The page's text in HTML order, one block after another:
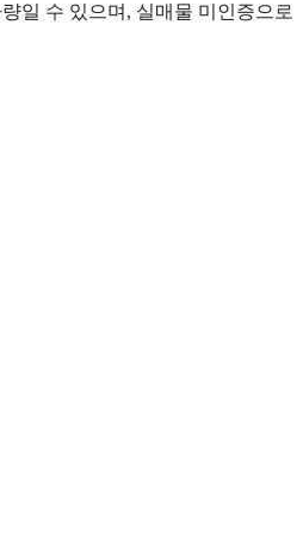
일 수 있으며, 실매물 미인증으로